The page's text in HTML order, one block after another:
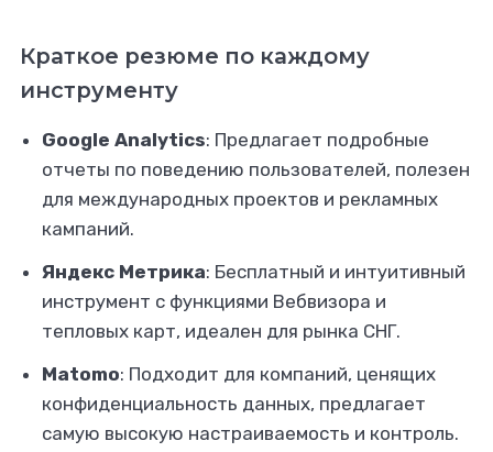
Краткое резюме по каждому
инструменту
Google Analytics: Предлагает подробные
отчеты по поведению пользователей, полезен
для международных проектов и рекламных
кампаний.
Яндекс Метрика: Бесплатный и интуитивный
инструмент с функциями Вебвизора и
тепловых карт, идеален для рынка СНГ.
Matomo: Подходит для компаний, ценящих
конфиденциальность данных, предлагает
самую высокую настраиваемость и контроль.